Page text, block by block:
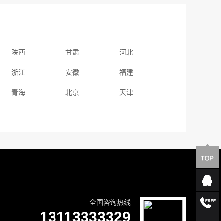
陕西 甘肃 河北
浙江 安徽 福建
青海 北京 天津
全国咨询热线
13113333329